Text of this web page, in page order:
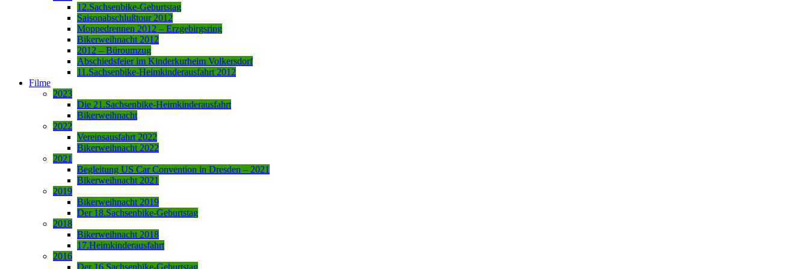
12.Sachsenbike-Geburtstag
Saisonabschlußtour 2012
Moppedrennen 2012 – Erzgebirgsring
Bikerweihnacht 2012
2012 – Büroumzug
Abschiedsfeier im Kinderkurheim Volkersdorf
11.Sachsenbike-Heimkinderausfahrt 2012
Filme
2023
Die 21.Sachsenbike-Heimkinderausfahrt
Bikerweihnacht
2022
Vereinsausfahrt 2022
Bikerweihnacht 2022
2021
Begleitung US Car Convention in Dresden – 2021
Bikerweihnacht 2021
2019
Bikerweihnacht 2019
Der 18.Sachsenbike-Geburtstag
2018
Bikerweihnacht 2018
17.Heimkinderausfahrt
2016
Der 16.Sachsenbike-Geburtstag